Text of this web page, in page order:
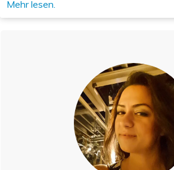
Mehr lesen.